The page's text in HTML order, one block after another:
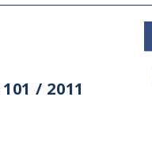
/ 2011